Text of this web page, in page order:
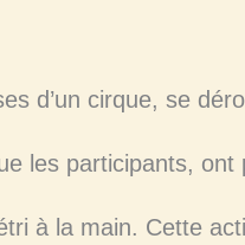
d’un cirque, se
les participants, ont
à la main. Cette